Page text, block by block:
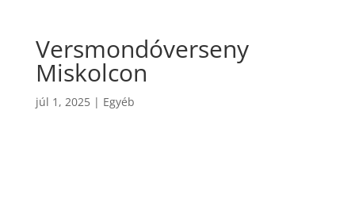
Versmondóverseny
Miskolcon
júl 1, 2025| Egyéb